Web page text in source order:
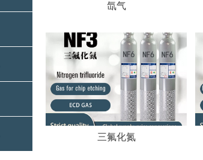
氙气
三氟化氮